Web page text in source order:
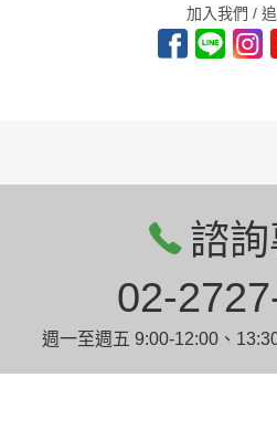
加入我們 / 追
諮
02-
週一至週五 9:00-12:00、